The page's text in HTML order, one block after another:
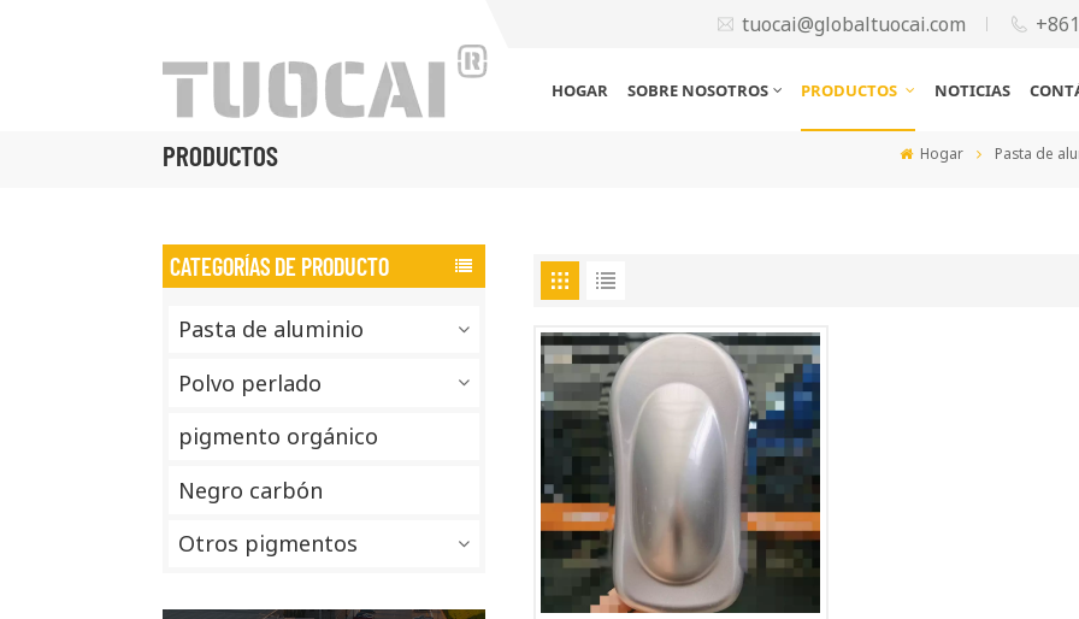
tuocai@globaltuocai.com
HOGAR SOBRE NOSOTROS PRODUCTOS NOTICIAS
PRODUCTOS Hogar Pasta de
CATEGORÍAS DE PRODUCTO
Pasta de aluminio
Polvo perlado
pigmento orgánico
Negro carbón
Otros pigmentos